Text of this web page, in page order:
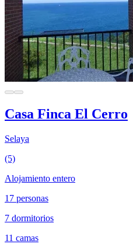
Casa Finca El Cerro
Selaya
(5)
Alojamiento entero
17 personas
7 dormitorios
11 camas